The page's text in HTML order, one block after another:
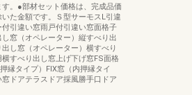
。●部材セット価格は、完成品価
た金額です。Ｓ型サーモスL引違
引違い窓雨戸付引違い窓面格子
窓（オペレーター）縦すべり出
し窓（オペレーター）横すべり
すべり出し窓上げ下げ窓FS面格
縁タイプ）FIX窓（内押縁タイ
ドアテラスドア採風勝手口ドア